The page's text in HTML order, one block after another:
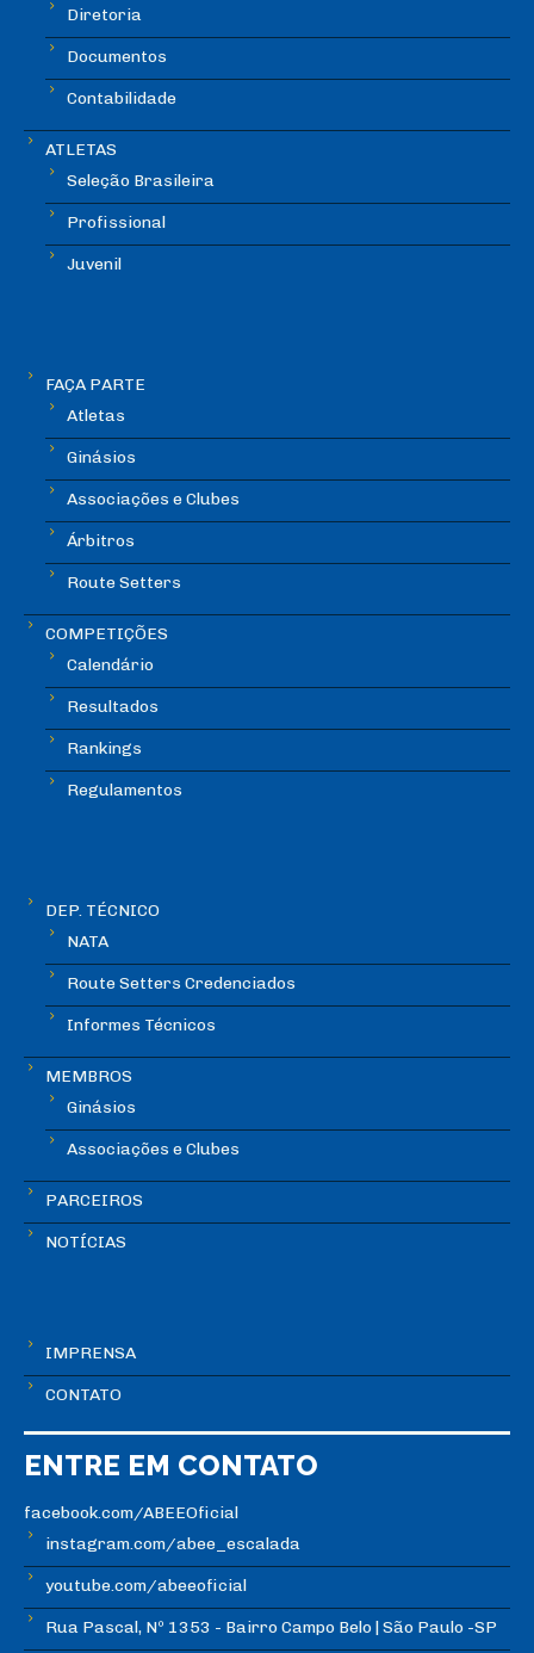
Diretoria
Documentos
Contabilidade
ATLETAS
Seleção Brasileira
Profissional
Juvenil
FAÇA PARTE
Atletas
Ginásios
Associações e Clubes
Árbitros
Route Setters
COMPETIÇÕES
Calendário
Resultados
Rankings
Regulamentos
DEP. TÉCNICO
NATA
Route Setters Credenciados
Informes Técnicos
MEMBROS
Ginásios
Associações e Clubes
PARCEIROS
NOTÍCIAS
IMPRENSA
CONTATO
ENTRE EM CONTATO
facebook.com/ABEEOficial
instagram.com/abee_escalada
youtube.com/abeeoficial
Rua Pascal, Nº 1353 - Bairro Campo Belo | São Paulo -SP